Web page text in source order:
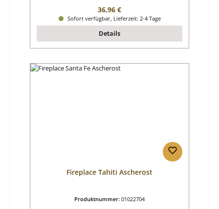
Regulärer Preis:
36,96 €
Sofort verfügbar, Lieferzeit: 2-4 Tage
Details
Fireplace Tahiti Ascherost
Produktnummer: 01022704